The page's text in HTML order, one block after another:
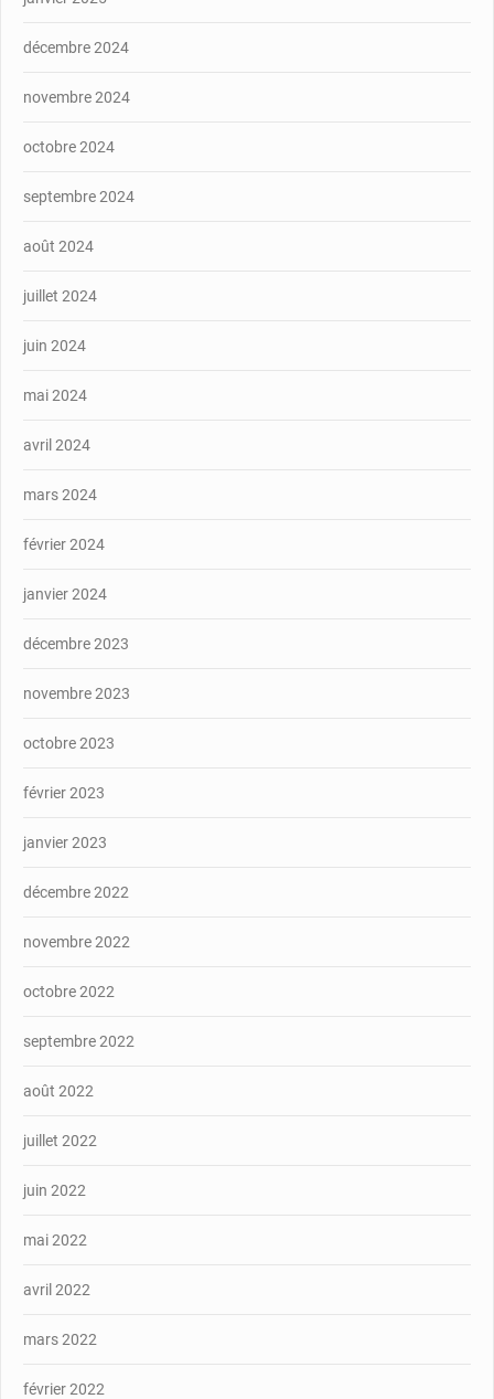
décembre 2024
novembre 2024
octobre 2024
septembre 2024
août 2024
juillet 2024
juin 2024
mai 2024
avril 2024
mars 2024
février 2024
janvier 2024
décembre 2023
novembre 2023
octobre 2023
février 2023
janvier 2023
décembre 2022
novembre 2022
octobre 2022
septembre 2022
août 2022
juillet 2022
juin 2022
mai 2022
avril 2022
mars 2022
février 2022